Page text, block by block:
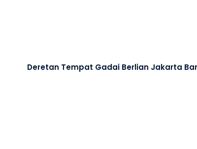
Deretan Tempat Gadai Berlian Jakarta